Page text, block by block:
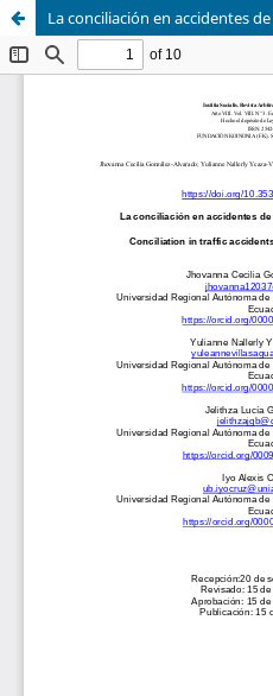
La conciliación en accidentes